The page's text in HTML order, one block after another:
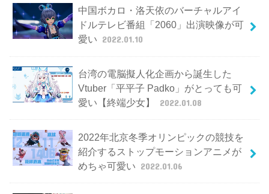
中国ボカロ・洛天依のバーチャルアイ
ドルテレビ番組「2060」出演映像が可
愛い 2022.01.10
台湾の電脳擬人化企画から誕生した
Vtuber「平平子 Padko」がとっても可
愛い【終端少女】
2022.01.08
2022年北京冬季オリンピックの競技を
紹介するストップモーションアニメが
めちゃ可愛い 2022.01.06